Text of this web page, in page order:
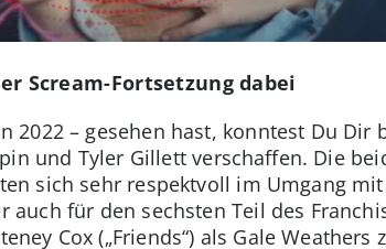
Scream-Fortsetzung dabei
2022 – gesehen hast, konntest Du
und Tyler Gillett verschaffen. Die
sich sehr respektvoll im Umgang
auch für den sechsten Teil des
Cox („Friends“) als Gale Weathers